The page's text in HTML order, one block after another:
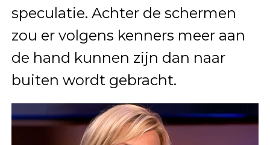
speculatie. Achter de schermen
zou er volgens kenners meer aan
de hand kunnen zijn dan naar
buiten wordt gebracht.